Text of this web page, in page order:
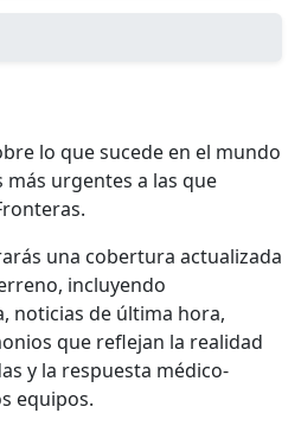
lo que sucede en el mundo
urgentes a las que
una cobertura actualizada
incluyendo
noticias de última hora,
que reflejan la realidad
y la respuesta médico-
equipos.